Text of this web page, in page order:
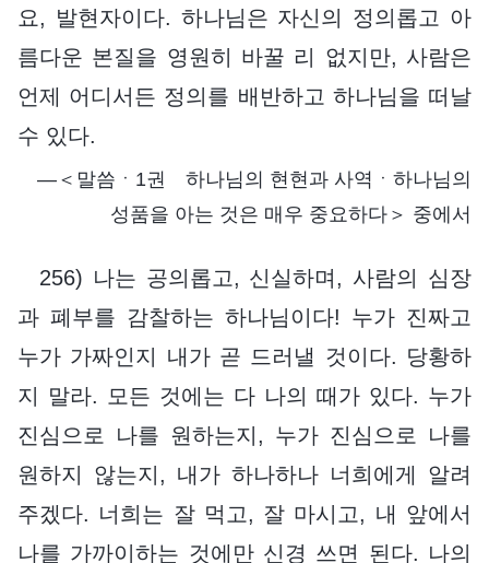
요, 발현자이다. 하나님은 자신의 정의롭고 아
름다운 본질을 영원히 바꿀 리 없지만, 사람은
언제 어디서든 정의를 배반하고 하나님을 떠날
수 있다.
―＜말씀ㆍ1권 하나님의 현현과 사역ㆍ하나님의
성품을 아는 것은 매우 중요하다＞ 중에서
256) 나는 공의롭고, 신실하며, 사람의 심장
과 폐부를 감찰하는 하나님이다! 누가 진짜고
누가 가짜인지 내가 곧 드러낼 것이다. 당황하
지 말라. 모든 것에는 다 나의 때가 있다. 누가
진심으로 나를 원하는지, 누가 진심으로 나를
원하지 않는지, 내가 하나하나 너희에게 알려
주겠다. 너희는 잘 먹고, 잘 마시고, 내 앞에서
나를 가까이하는 것에만 신경 쓰면 된다. 나의